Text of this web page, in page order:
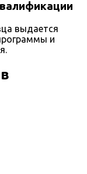
выдается
и